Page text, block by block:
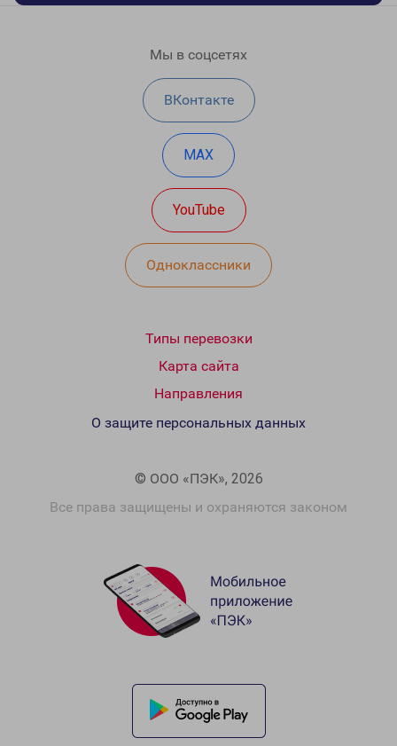
Мы в соцсетях
ВКонтакте
MAX
YouTube
Одноклассники
Типы перевозки
Карта сайта
Направления
© ООО «ПЭК», 2026
Все права защищены и охраняются законом
О защите персональных данных